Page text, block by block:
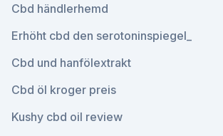
Cbd händlerhemd
Erhöht cbd den serotoninspiegel_
Cbd und hanfölextrakt
Cbd öl kroger preis
Kushy cbd oil review